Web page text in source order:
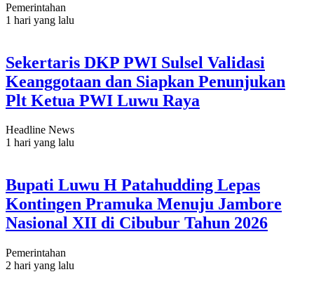
Pemerintahan
1 hari yang lalu
Sekertaris DKP PWI Sulsel Validasi
Keanggotaan dan Siapkan Penunjukan
Plt Ketua PWI Luwu Raya
Headline News
1 hari yang lalu
Bupati Luwu H Patahudding Lepas
Kontingen Pramuka Menuju Jambore
Nasional XII di Cibubur Tahun 2026
Pemerintahan
2 hari yang lalu